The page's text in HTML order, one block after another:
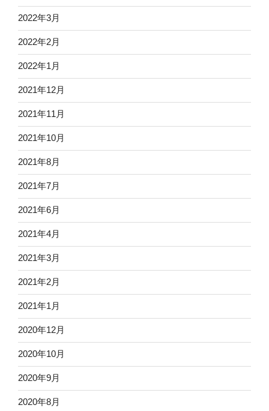
2022年3月
2022年2月
2022年1月
2021年12月
2021年11月
2021年10月
2021年8月
2021年7月
2021年6月
2021年4月
2021年3月
2021年2月
2021年1月
2020年12月
2020年10月
2020年9月
2020年8月